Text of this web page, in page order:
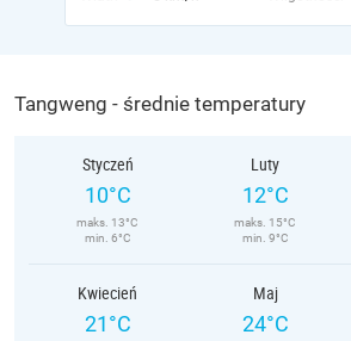
Tangweng - średnie temperatury
Styczeń
10°C
maks. 13°C
min. 6°C
Luty
12°C
maks. 15°C
min. 9°C
Kwiecień
21°C
Maj
24°C